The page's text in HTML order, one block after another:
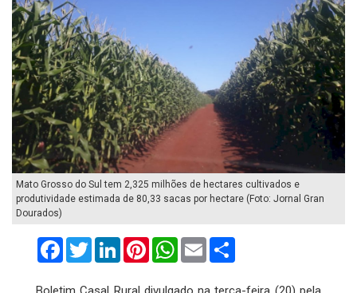
Mato Grosso do Sul tem 2,325 milhões de hectares cultivados e
produtividade estimada de 80,33 sacas por hectare (Foto: Jornal Gran
Dourados)
FacebookTwitterLinkedInPinterestWhatsApp
Email